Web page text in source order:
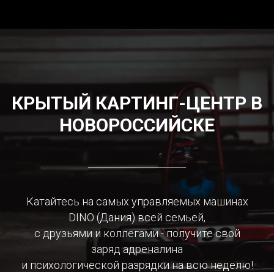
КРЫТЫЙ КАРТИНГ-ЦЕНТР В
НОВОРОССИЙСКЕ
Катайтесь на самых управляемых машинах
DINO (Дания) всей семьей,
с друзьями и коллегами - получите свой
заряд адреналина
и психологической разрядки на всю неделю!